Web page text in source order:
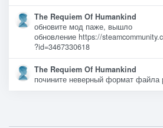
The Requiem Of Humankind
обновите мод паже, вышло
обновление https://
?id=3467330618
The Requiem Of Humankind
почините неверный формат файла